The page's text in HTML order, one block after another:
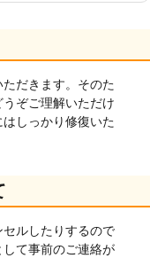
だきます。そのた
ぞご理解いただけ
しっかり修復いた
ルしたりするので
て事前のご連絡が